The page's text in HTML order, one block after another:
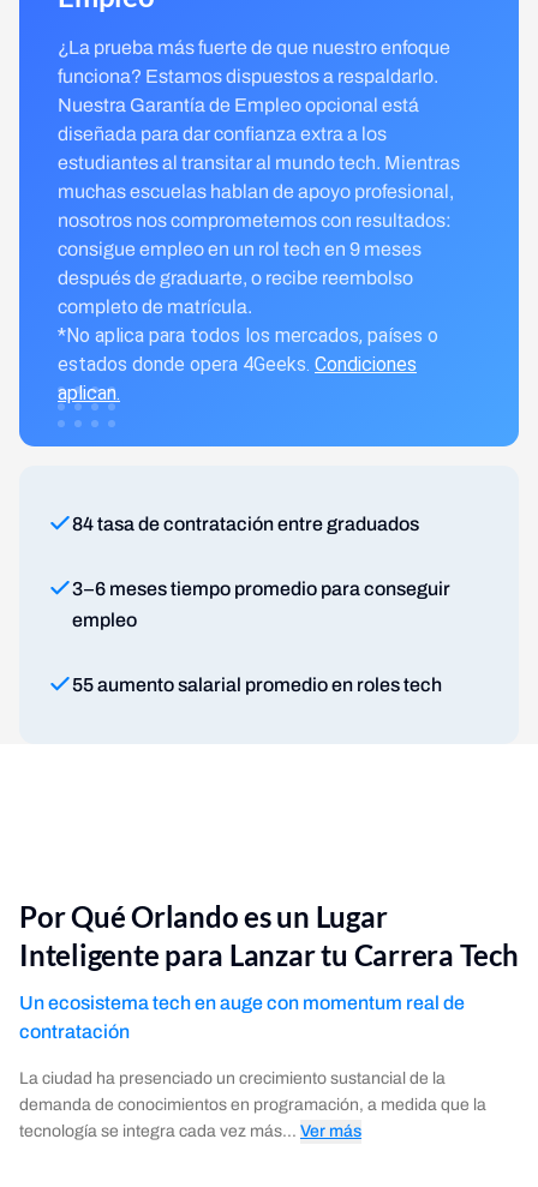
¿La prueba más fuerte de que nuestro enfoque
funciona? Estamos dispuestos a respaldarlo.
Nuestra Garantía de Empleo opcional está
diseñada para dar confianza extra a los
estudiantes al transitar al mundo tech. Mientras
muchas escuelas hablan de apoyo profesional,
nosotros nos comprometemos con resultados:
consigue empleo en un rol tech en 9 meses
después de graduarte, o recibe reembolso
completo de matrícula.
*No aplica para todos los mercados, países o
estados donde opera 4Geeks. Condiciones
aplican.
84 tasa de contratación entre graduados
3–6 meses tiempo promedio para conseguir
empleo
55 aumento salarial promedio en roles tech
Por Qué Orlando es un Lugar
Inteligente para Lanzar tu Carrera Tech
Un ecosistema tech en auge con momentum real de
contratación
La ciudad ha presenciado un crecimiento sustancial de la
demanda de conocimientos en programación, a medida que la
tecnología se integra cada vez más... Ver más